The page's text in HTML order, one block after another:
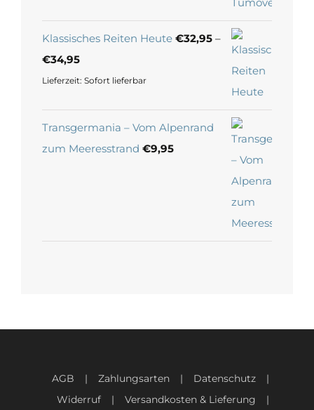
Klassisches Reiten Heute €32,95 –
€34,95
Lieferzeit: Sofort lieferbar
Transgermania – Vom Alpenrand
zum Meeresstrand €9,95
AGB Zahlungsarten
Datenschutz
Widerruf
Versandkosten & Lieferung